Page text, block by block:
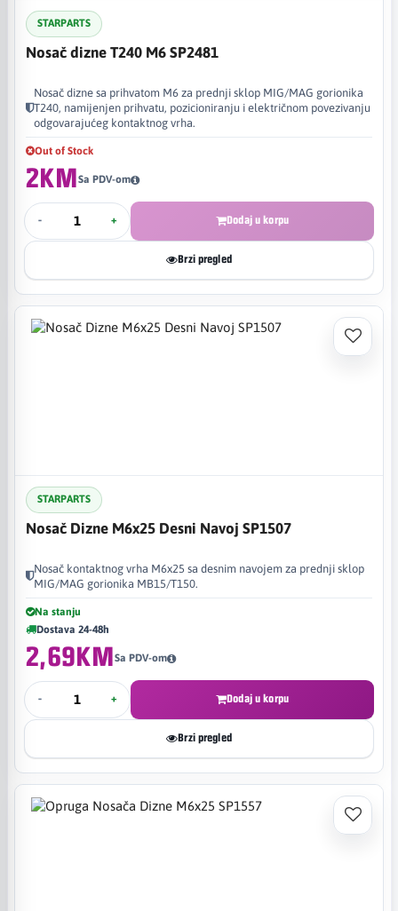
STARPARTS
Nosač dizne T240 M6 SP2481
Nosač dizne sa prihvatom M6 za prednji sklop MIG/MAG gorionika
T240, namijenjen prihvatu, pozicioniranju i električnom povezivanju
odgovarajućeg kontaktnog vrha.
Out of Stock
2KMSa PDV-om
- + Dodaj u korpu
Brzi pregled
STARPARTS
Nosač Dizne M6x25 Desni Navoj SP1507
Nosač kontaktnog vrha M6x25 sa desnim navojem za prednji sklop
MIG/MAG gorionika MB15/T150.
Na stanju
Dostava 24-48h
2,69KMSa PDV-om
- + Dodaj u korpu
Brzi pregled